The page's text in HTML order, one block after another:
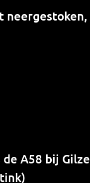
neergestoken,
A58 bij Gilze